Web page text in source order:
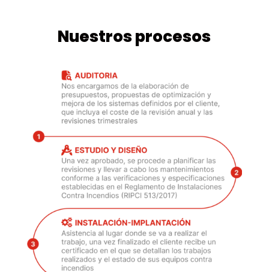
Nuestros procesos